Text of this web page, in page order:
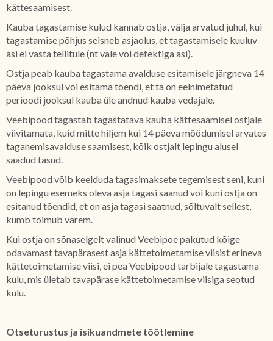
kättesaamisest.
Kauba tagastamise kulud kannab ostja, välja arvatud juhul, kui
tagastamise põhjus seisneb asjaolus, et tagastamisele kuuluv
asi ei vasta tellitule (nt vale või defektiga asi).
Ostja peab kauba tagastama avalduse esitamisele järgneva 14
päeva jooksul või esitama tõendi, et ta on eelnimetatud
perioodi jooksul kauba üle andnud kauba vedajale.
Veebipood tagastab tagastatava kauba kättesaamisel ostjale
viivitamata, kuid mitte hiljem kui 14 päeva möödumisel arvates
taganemisavalduse saamisest, kõik ostjalt lepingu alusel
saadud tasud.
Veebipood võib keelduda tagasimaksete tegemisest seni, kuni
on lepingu esemeks oleva asja tagasi saanud või kuni ostja on
esitanud tõendid, et on asja tagasi saatnud, sõltuvalt sellest,
kumb toimub varem.
Kui ostja on sõnaselgelt valinud Veebipoe pakutud kõige
odavamast tavapärasest asja kättetoimetamise viisist erineva
kättetoimetamise viisi, ei pea Veebipood tarbijale tagastama
kulu, mis ületab tavapärase kättetoimetamise viisiga seotud
kulu.
Otseturustus ja isikuandmete töötlemine